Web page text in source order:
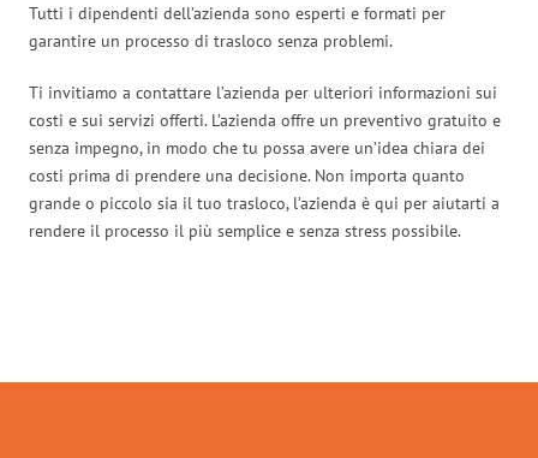
Tutti i dipendenti dell’azienda sono esperti e formati per
garantire un processo di trasloco senza problemi.
Ti invitiamo a contattare l’azienda per ulteriori informazioni sui
costi e sui servizi offerti. L’azienda offre un preventivo gratuito e
senza impegno, in modo che tu possa avere un’idea chiara dei
costi prima di prendere una decisione. Non importa quanto
grande o piccolo sia il tuo trasloco, l’azienda è qui per aiutarti a
rendere il processo il più semplice e senza stress possibile.